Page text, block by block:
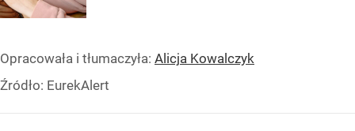
Opracowała i tłumaczyła: Alicja Kowalczyk
Źródło: EurekAlert